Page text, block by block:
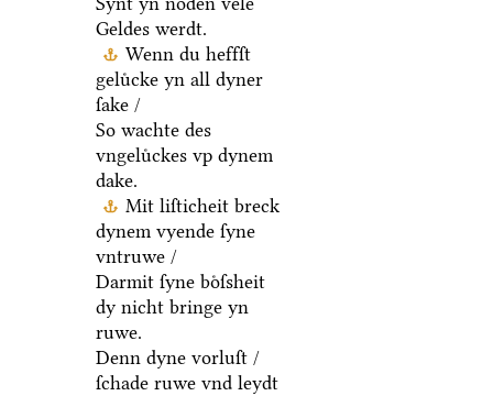
Geldes werdt.
Wenn du heffſt
geluͤcke yn all dyner
ſake /
So wachte des
vngeluͤckes vp dynem
dake.
Mit liſticheit breck
dynem vyende ſyne
vntruwe /
Darmit ſyne boͤſsheit
dy nicht bringe yn
ruwe.
Denn dyne vorluſt /
ſchade ruwe vnd leydt